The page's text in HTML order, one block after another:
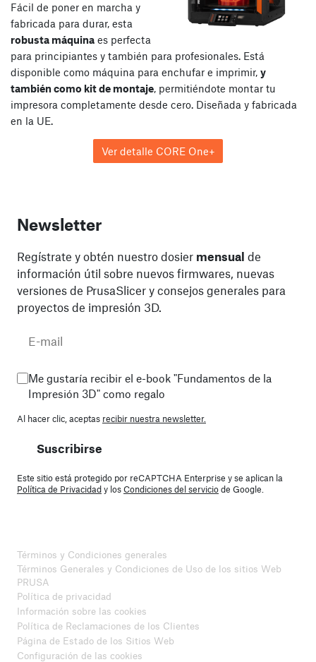
Fácil de poner en marcha y
fabricada para durar, esta
robusta máquina es perfecta
para principiantes y también para profesionales. Está
disponible como máquina para enchufar e imprimir, y
también como kit de montaje, permitiéndote montar tu
impresora completamente desde cero. Diseñada y fabricada
en la UE.
Ver detalle CORE One+
Newsletter
Regístrate y obtén nuestro dosier mensual de
información útil sobre nuevos firmwares, nuevas
versiones de PrusaSlicer y consejos generales para
proyectos de impresión 3D.
Me gustaría recibir el e-book "Fundamentos de la
Impresión 3D" como regalo
Al hacer clic, aceptas recibir nuestra newsletter.
Suscribirse
Este sitio está protegido por reCAPTCHA Enterprise y se aplican la
Política de Privacidady losCondiciones del serviciode Google.
Términos y Condiciones generales
Términos Generales y Condiciones de Uso de los sitios Web
PRUSA
Política de privacidad
Información sobre las cookies
Política de Reclamaciones de los Clientes
Página de Estado de los Sitios Web
Configuración de las cookies